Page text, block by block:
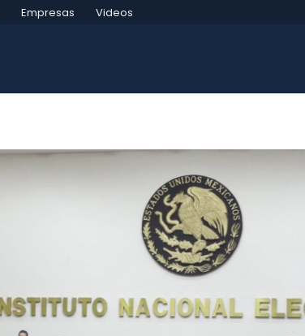
Empresas Videos